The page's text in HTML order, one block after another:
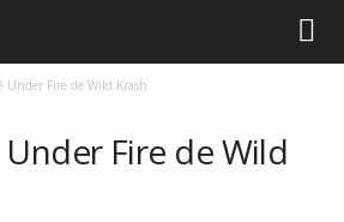
Under Fire de Wild Krash
Under Fire de Wild